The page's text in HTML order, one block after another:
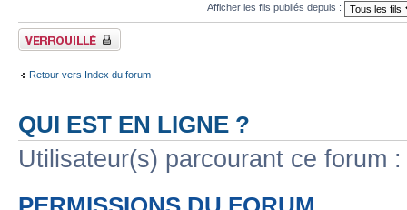
Afficher les fils publiés depuis :
Forum verrouillé
Retour vers Index du forum
QUI EST EN LIGNE ?
Utilisateur(s) parcourant ce forum